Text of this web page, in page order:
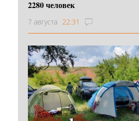
2280 человек
7 августа 22:31